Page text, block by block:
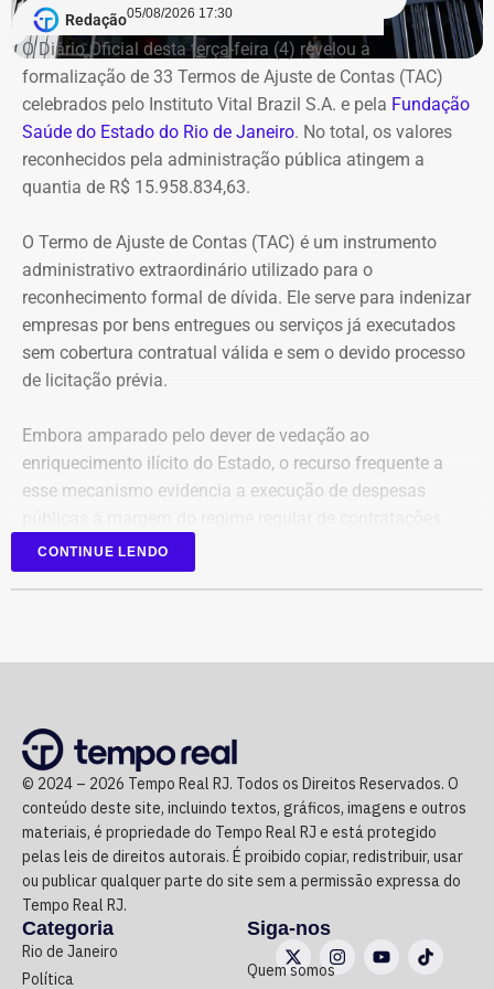
irregulares em 2021, e a decisão foi mantida em março
de 2024, quando o tribunal rejeitou o recurso apresentado
pelo deputado.
O acórdão também determinou que Dr. Flávio devolva
quatro valores, que somam R$ 13.112,09, sem
atualização monetária.
A Procuradoria cita ainda que o Tribunal concluiu que o
deputado participou da gestão desses recursos,
autorizando transferências para contas da prefeitura e
pagamentos por cheque que permaneceram sem
documentação comprobatória. Também destaca que Dr.
Flávio foi notificado sobre as irregularidades em
exigidos.
Para o Ministério Público, esses fatos configuram uma
Limpa. A palavra final, no entanto, será do TRE-RJ, que
vai analisar a ação e a defesa do parlamentar antes de
Redação05/08/2026 17:30
O Diário Oficial desta terça-feira (4) revelou a
formalização de 33 Termos de Ajuste de Contas (TAC)
celebrados pelo Instituto Vital Brazil S.A. e pela Fundação
Saúde do Estado do Rio de Janeiro. No total, os valores
reconhecidos pela administração pública atingem a
quantia de R$ 15.958.834,63.
O Termo de Ajuste de Contas (TAC) é um instrumento
administrativo extraordinário utilizado para o
reconhecimento formal de dívida. Ele serve para indenizar
empresas por bens entregues ou serviços já executados
sem cobertura contratual válida e sem o devido processo
de licitação prévia.
Embora amparado pelo dever de vedação ao
enriquecimento ilícito do Estado, o recurso frequente a
esse mecanismo evidencia a execução de despesas
Reconhecimento de dívidas
milionários para gestão e assistência hospitalar.
O maior montante individual figura no TAC nº 2252/2026,
com a empresa Bravo Assessoria e Serviços Empresariais
Ltda., no valor de R$ 5.011.009,23, relativo a serviços de
apoio administrativo, operacional e assistencial no
Hospital Estadual Roberto Chabo.
Também se destacam os pagamentos indenizatórios à
4ID Médicos Associados (TAC nº 2190/2026, no valor de
CONTINUE LENDO
© 2024 – 2026 Tempo Real RJ. Todos os Direitos Reservados. O
conteúdo deste site, incluindo textos, gráficos, imagens e outros
materiais, é propriedade do Tempo Real RJ e está protegido
pelas leis de direitos autorais. É proibido copiar, redistribuir, usar
ou publicar qualquer parte do site sem a permissão expressa do
Tempo Real RJ.
Categoria
Rio de Janeiro
Política
Siga-nos
Quem somos